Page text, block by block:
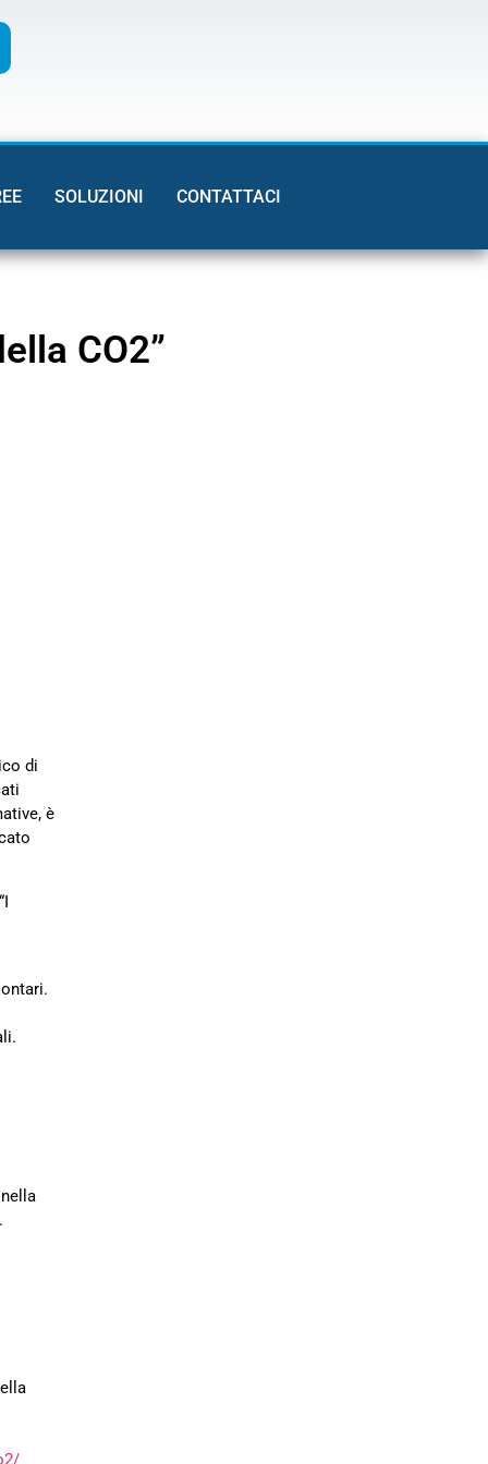
SOLUZIONI CONTATTACI
CO2”
di
è